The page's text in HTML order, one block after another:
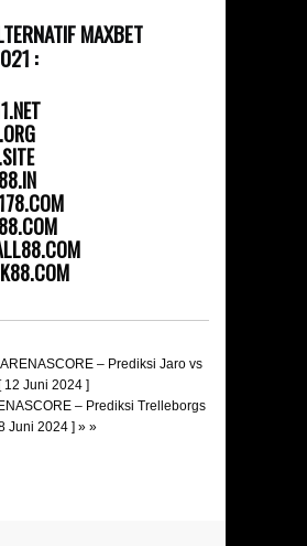
MAXBET
:
ARENASCORE – Prediksi Jaro vs
12 Juni 2024 ]
– Prediksi Trelleborgs
Juni 2024 ] » »